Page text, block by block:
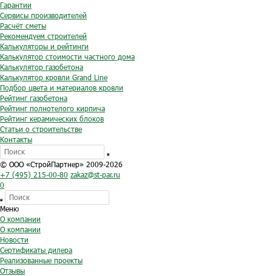
Гарантии
Сервисы производителей
Расчёт сметы
Рекомендуем строителей
Калькуляторы и рейтинги
Калькулятор стоимости частного дома
Калькулятор газобетона
Калькулятор кровли Grand Line
Подбор цвета и материалов кровли
Рейтинг газобетона
Рейтинг полнотелого кирпича
Рейтинг керамических блоков
Статьи о строительстве
Контакты
© ООО «СтройПартнер» 2009-2026
+7 (495) 215-00-80 zakaz@st-par.ru
0
Меню
О компании
О компании
Новости
Сертификаты дилера
Реализованные проекты
Отзывы